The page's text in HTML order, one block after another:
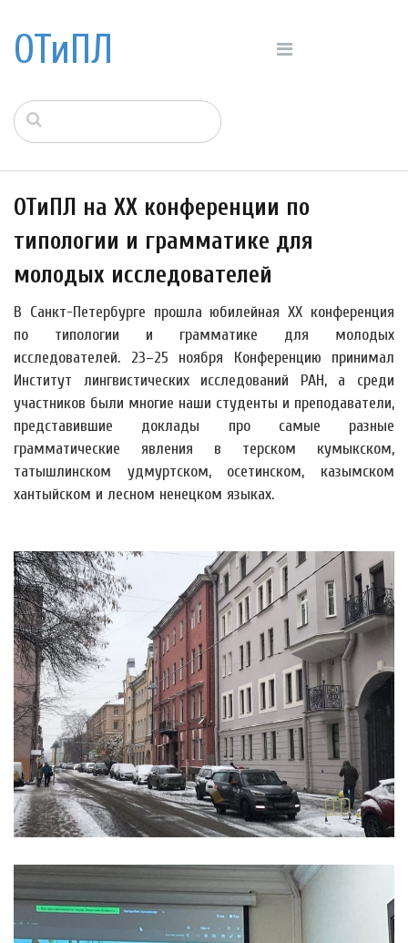
ОТиПЛ
ОТиПЛ на XX конференции по
типологии и грамматике для
молодых исследователей
В Санкт-Петербурге прошла юбилейная XX конференция
по типологии и грамматике для молодых
исследователей. 23–25 ноября Конференцию принимал
Институт лингвистических исследований РАН, а среди
участников были многие наши студенты и преподаватели,
представившие доклады про самые разные
грамматические явления в терском кумыкском,
татышлинском удмуртском, осетинском, казымском
хантыйском и лесном ненецком языках.